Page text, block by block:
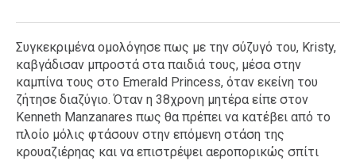
Συγκεκριμένα ομολόγησε πως με την σύζυγό του, Kristy,
καβγάδισαν μπροστά στα παιδιά τους, μέσα στην
καμπίνα τους στο Emerald Princess, όταν εκείνη του
ζήτησε διαζύγιο. Όταν η 38χρονη μητέρα είπε στον
Kenneth Manzanares πως θα πρέπει να κατέβει από το
πλοίο μόλις φτάσουν στην επόμενη στάση της
κρουαζιέρηας και να επιστρέψει αεροπορικώς σπίτι